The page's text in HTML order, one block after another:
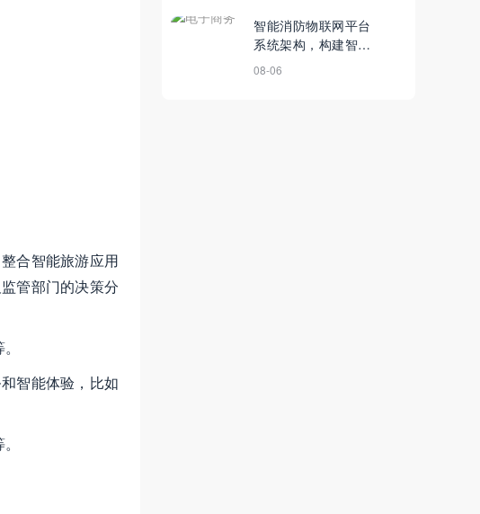
合智能旅游应用
管部门的决策分
智能体验，比如
智能消防物联网平台
系统架构，构建智慧
型物联网消防技术体
08-06